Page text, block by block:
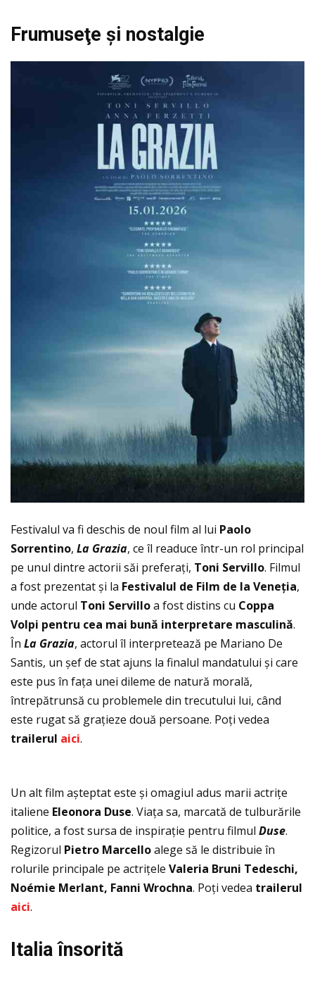
Frumuseţe și nostalgie
Festivalul va fi deschis de noul film al lui Paolo
Sorrentino, La Grazia, ce îl readuce într-un rol principal
pe unul dintre actorii săi preferaţi, Toni Servillo. Filmul
a fost prezentat și la Festivalul de Film de la Veneţia,
unde actorul Toni Servilloa fost distins cu Coppa
Volpi pentru cea mai bună interpretare masculină.
În La Grazia, actorul îl interpretează pe Mariano De
Santis, un șef de stat ajuns la finalul mandatului și care
este pus în faţa unei dileme de natură morală,
întrepătrunsă cu problemele din trecutului lui, când
este rugat să graţieze două persoane. Poţi vedea
trailerul aici.
Un alt film așteptat este și omagiul adus marii actriţe
italiene Eleonora Duse. Viaţa sa, marcată de tulburările
politice, a fost sursa de inspiraţie pentru filmul Duse.
Regizorul Pietro Marcelloalege să le distribuie în
rolurile principale pe actriţele Valeria Bruni Tedeschi,
Noémie Merlant, Fanni Wrochna. Poţi vedea trailerul
aici.
Italiaînsorită